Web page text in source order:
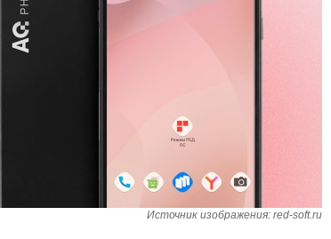
Источник изображения: red-soft.ru